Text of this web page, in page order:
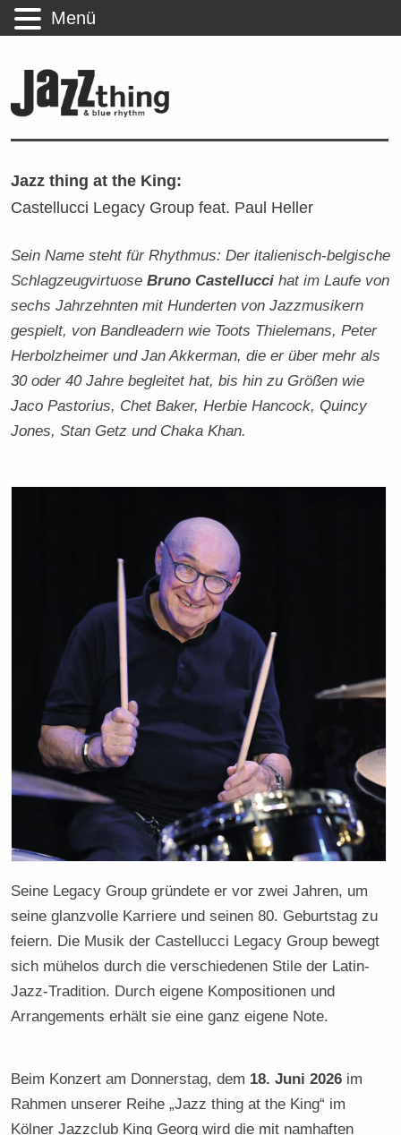
Jazz thing at the King:
Castellucci Legacy Group feat. Paul Heller
Sein Name steht für Rhythmus: Der italienisch-belgische
SchlagzeugvirtuoseBruno Castellucci hat im Laufe von
sechs Jahrzehnten mit Hunderten von Jazzmusikern
gespielt, von Bandleadern wie Toots Thielemans, Peter
Herbolzheimer und Jan Akkerman, die er über mehr als
30 oder 40 Jahre begleitet hat, bis hin zu Größen wie
Jaco Pastorius, Chet Baker, Herbie Hancock, Quincy
Jones, Stan Getz und Chaka Khan.
Seine Legacy Group gründete er vor zwei Jahren, um
seine glanzvolle Karriere und seinen 80. Geburtstag zu
feiern. Die Musik der Castellucci Legacy Group bewegt
sich mühelos durch die verschiedenen Stile der Latin-
Jazz-Tradition. Durch eigene Kompositionen und
Arrangements erhält sie eine ganz eigene Note.
Beim Konzert am Donnerstag, dem 18. Juni 2026 im
Rahmen unserer Reihe „Jazz thing at the King“ im
Kölner Jazzclub King Georg wird die mit namhaften
Menü